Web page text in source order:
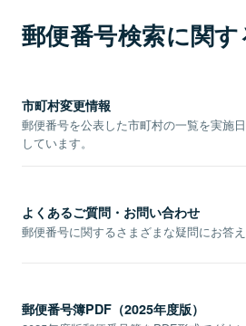
郵便番号検索に関
市町村変更情報
郵便番号を公表した市町村の一覧を実施
しています。
よくあるご質問・お問い合わせ
郵便番号に関するさまざまな疑問にお答え
郵便番号簿PDF（2025年度版）